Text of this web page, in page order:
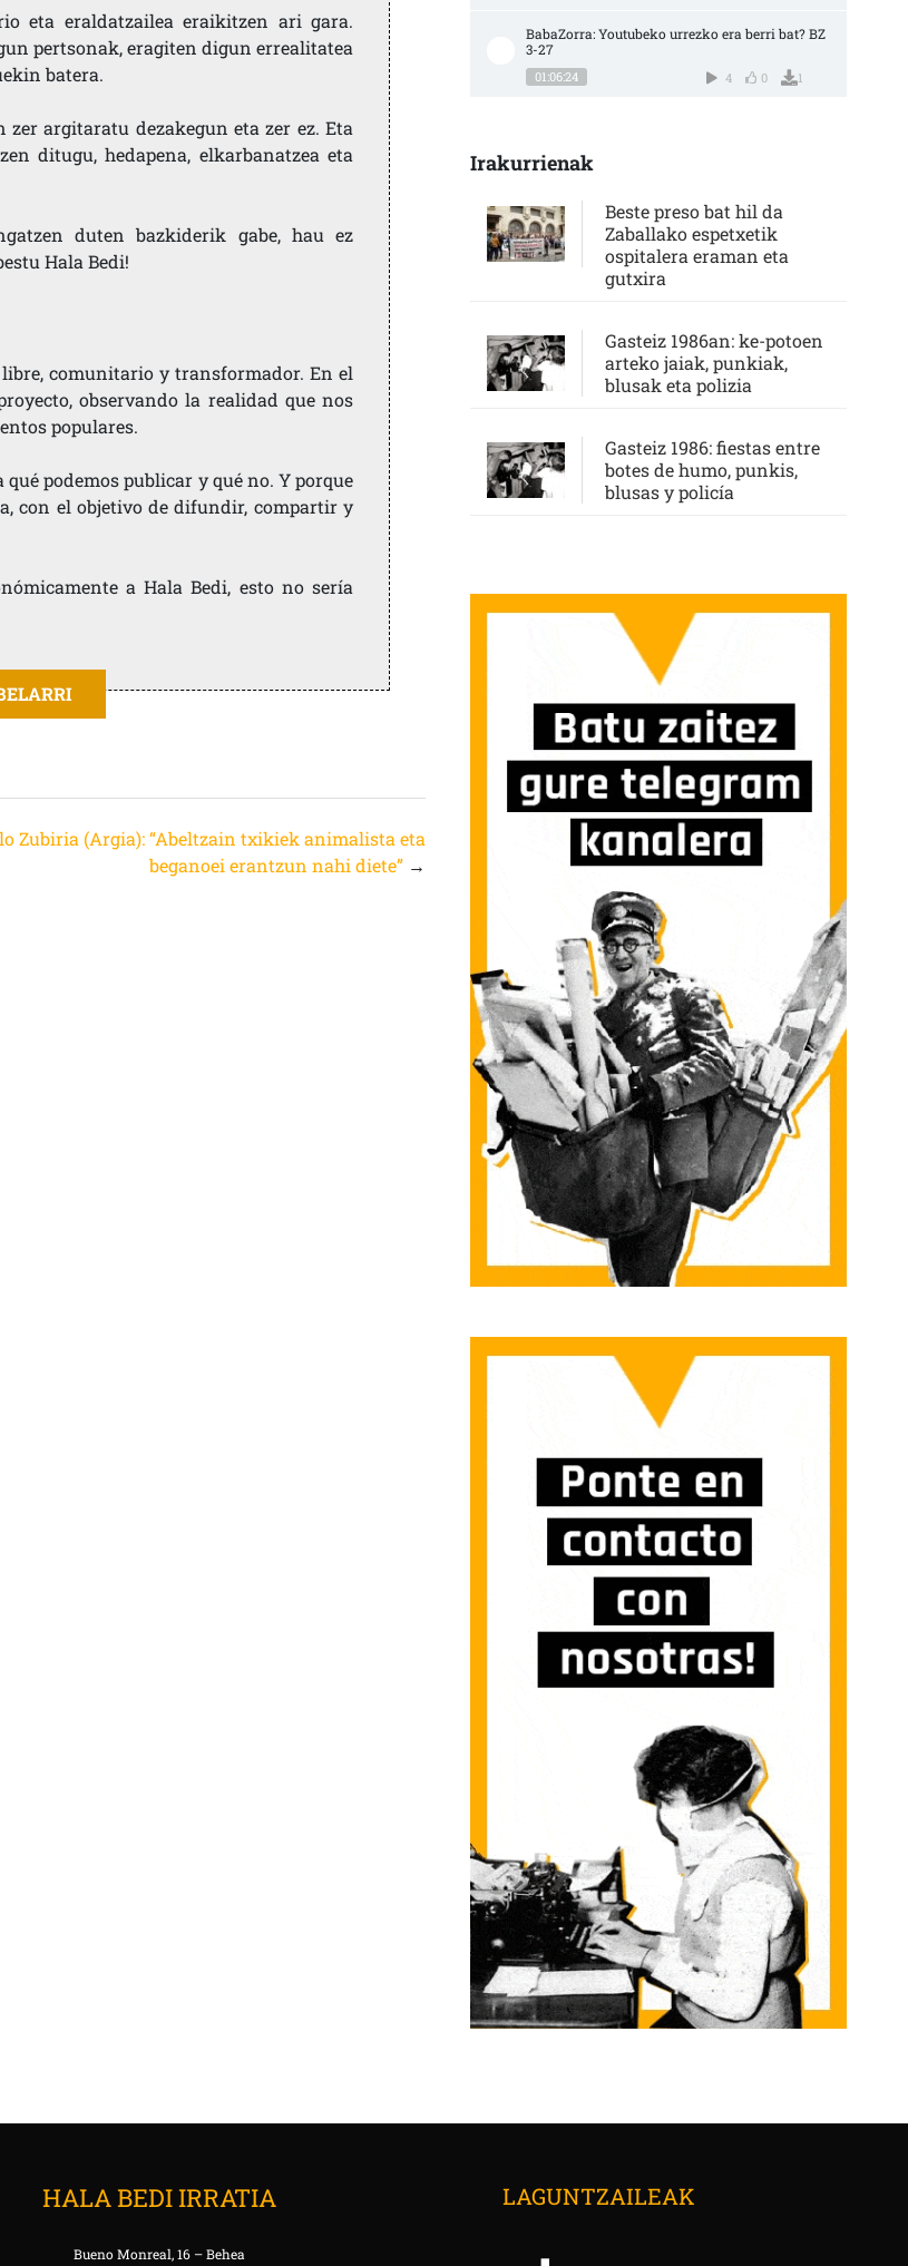
eta eraldatzailea eraikitzen ari gara.
pertsonak, eragiten digun errealitatea
batera.
argitaratu dezakegun eta zer ez. Eta
ditugu, hedapena, elkarbanatzea eta
duten bazkiderik gabe, hau ez
Hala Bedi!
comunitario y transformador. En el
observando la realidad que nos
populares.
podemos publicar y qué no. Y porque
con el objetivo de difundir, compartir y
a Hala Bedi, esto no sería
Zubiria (Argia): “Abeltzain txikiek animalista eta
beganoei erantzun nahi diete”→
BabaZorra: Youtubeko urrezko era berri bat? BZ
3-27
01:06:24 4 0 1
Irakurrienak
Beste preso bat hil da
Zaballako espetxetik
ospitalera eraman eta
gutxira
Gasteiz 1986an: ke-potoen
arteko jaiak, punkiak,
blusak eta polizia
Gasteiz 1986: fiestas entre
botes de humo, punkis,
blusas y policía
HALA BEDI IRRATIA
Bueno Monreal, 16 – Behea
LAGUNTZAILEAK